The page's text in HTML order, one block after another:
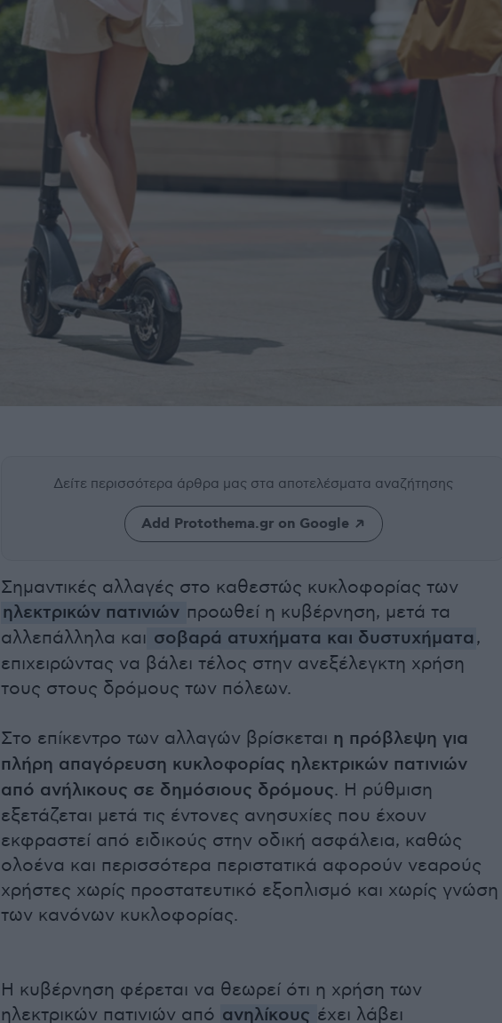
Δείτε περισσότερα άρθρα μας στα αποτελέσματα αναζήτησης
Add Protothema.gr on Google
Σημαντικές αλλαγές στο καθεστώς κυκλοφορίας των
ηλεκτρικών πατινιών προωθεί η κυβέρνηση, μετά τα
αλλεπάλληλα και σοβαρά ατυχήματα και δυστυχήματα ,
επιχειρώντας να βάλει τέλος στην ανεξέλεγκτη χρήση
τους στους δρόμους των πόλεων.
Στο επίκεντρο των αλλαγών βρίσκεται η πρόβλεψη για
πλήρη απαγόρευση κυκλοφορίας ηλεκτρικών πατινιών
από ανήλικους σε δημόσιους δρόμους. Η ρύθμιση
εξετάζεται μετά τις έντονες ανησυχίες που έχουν
εκφραστεί από ειδικούς στην οδική ασφάλεια, καθώς
ολοένα και περισσότερα περιστατικά αφορούν νεαρούς
χρήστες χωρίς προστατευτικό εξοπλισμό και χωρίς γνώση
των κανόνων κυκλοφορίας.
Η κυβέρνηση φέρεται να θεωρεί ότι η χρήση των
ηλεκτρικών πατινιών από ανηλίκους έχει λάβει